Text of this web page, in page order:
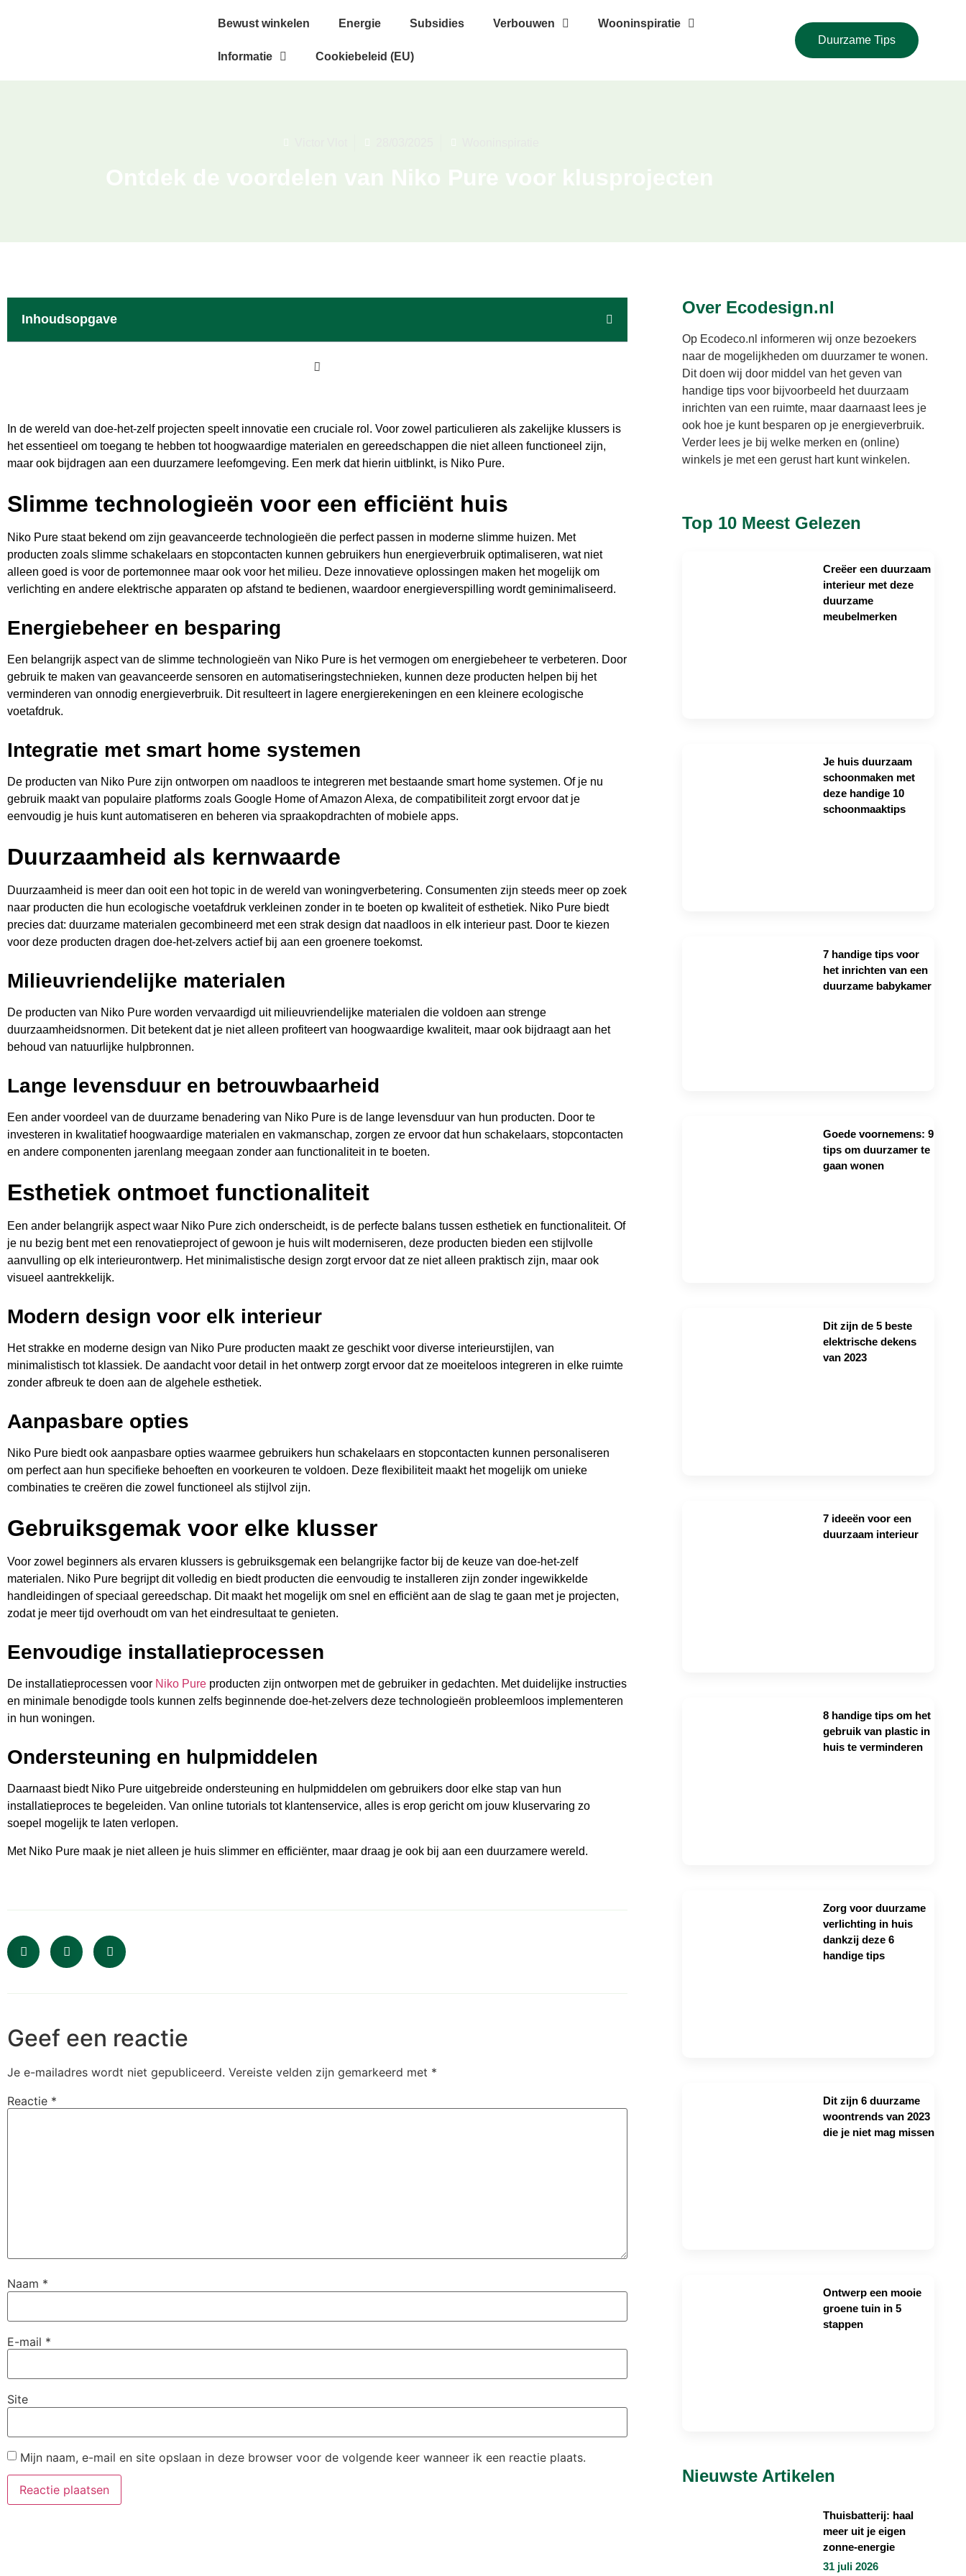
Bewust winkelen Energie Subsidies Verbouwen Wooninspiratie
Informatie Cookiebeleid (EU)
Duurzame Tips
Inhoudsopgave
In de wereld van doe-het-zelf projecten speelt innovatie een cruciale rol. Voor zowel particulieren als zakelijke klussers is
het essentieel om toegang te hebben tot hoogwaardige materialen en gereedschappen die niet alleen functioneel zijn,
maar ook bijdragen aan een duurzamere leefomgeving. Een merk dat hierin uitblinkt, is Niko Pure.
Slimme technologieën voor een efficiënt huis
Niko Pure staat bekend om zijn geavanceerde technologieën die perfect passen in moderne slimme huizen. Met
producten zoals slimme schakelaars en stopcontacten kunnen gebruikers hun energieverbruik optimaliseren, wat niet
alleen goed is voor de portemonnee maar ook voor het milieu. Deze innovatieve oplossingen maken het mogelijk om
verlichting en andere elektrische apparaten op afstand te bedienen, waardoor energieverspilling wordt geminimaliseerd.
Energiebeheer en besparing
Een belangrijk aspect van de slimme technologieën van Niko Pure is het vermogen om energiebeheer te verbeteren. Door
gebruik te maken van geavanceerde sensoren en automatiseringstechnieken, kunnen deze producten helpen bij het
verminderen van onnodig energieverbruik. Dit resulteert in lagere energierekeningen en een kleinere ecologische
voetafdruk.
Integratie met smart home systemen
De producten van Niko Pure zijn ontworpen om naadloos te integreren met bestaande smart home systemen. Of je nu
gebruik maakt van populaire platforms zoals Google Home of Amazon Alexa, de compatibiliteit zorgt ervoor dat je
eenvoudig je huis kunt automatiseren en beheren via spraakopdrachten of mobiele apps.
Duurzaamheid als kernwaarde
Duurzaamheid is meer dan ooit een hot topic in de wereld van woningverbetering. Consumenten zijn steeds meer op zoek
naar producten die hun ecologische voetafdruk verkleinen zonder in te boeten op kwaliteit of esthetiek. Niko Pure biedt
precies dat: duurzame materialen gecombineerd met een strak design dat naadloos in elk interieur past. Door te kiezen
voor deze producten dragen doe-het-zelvers actief bij aan een groenere toekomst.
Milieuvriendelijke materialen
De producten van Niko Pure worden vervaardigd uit milieuvriendelijke materialen die voldoen aan strenge
duurzaamheidsnormen. Dit betekent dat je niet alleen profiteert van hoogwaardige kwaliteit, maar ook bijdraagt aan het
behoud van natuurlijke hulpbronnen.
Lange levensduur en betrouwbaarheid
Een ander voordeel van de duurzame benadering van Niko Pure is de lange levensduur van hun producten. Door te
investeren in kwalitatief hoogwaardige materialen en vakmanschap, zorgen ze ervoor dat hun schakelaars, stopcontacten
en andere componenten jarenlang meegaan zonder aan functionaliteit in te boeten.
Esthetiek ontmoet functionaliteit
Een ander belangrijk aspect waar Niko Pure zich onderscheidt, is de perfecte balans tussen esthetiek en functionaliteit. Of
je nu bezig bent met een renovatieproject of gewoon je huis wilt moderniseren, deze producten bieden een stijlvolle
aanvulling op elk interieurontwerp. Het minimalistische design zorgt ervoor dat ze niet alleen praktisch zijn, maar ook
visueel aantrekkelijk.
Modern design voor elk interieur
Het strakke en moderne design van Niko Pure producten maakt ze geschikt voor diverse interieurstijlen, van
minimalistisch tot klassiek. De aandacht voor detail in het ontwerp zorgt ervoor dat ze moeiteloos integreren in elke ruimte
zonder afbreuk te doen aan de algehele esthetiek.
Aanpasbare opties
Niko Pure biedt ook aanpasbare opties waarmee gebruikers hun schakelaars en stopcontacten kunnen personaliseren
om perfect aan hun specifieke behoeften en voorkeuren te voldoen. Deze flexibiliteit maakt het mogelijk om unieke
combinaties te creëren die zowel functioneel als stijlvol zijn.
Gebruiksgemak voor elke klusser
Voor zowel beginners als ervaren klussers is gebruiksgemak een belangrijke factor bij de keuze van doe-het-zelf
materialen. Niko Pure begrijpt dit volledig en biedt producten die eenvoudig te installeren zijn zonder ingewikkelde
handleidingen of speciaal gereedschap. Dit maakt het mogelijk om snel en efficiënt aan de slag te gaan met je projecten,
zodat je meer tijd overhoudt om van het eindresultaat te genieten.
Eenvoudige installatieprocessen
De installatieprocessen voor Niko Pure producten zijn ontworpen met de gebruiker in gedachten. Met duidelijke instructies
en minimale benodigde tools kunnen zelfs beginnende doe-het-zelvers deze technologieën probleemloos implementeren
in hun woningen.
Ondersteuning en hulpmiddelen
Daarnaast biedt Niko Pure uitgebreide ondersteuning en hulpmiddelen om gebruikers door elke stap van hun
installatieproces te begeleiden. Van online tutorials tot klantenservice, alles is erop gericht om jouw kluservaring zo
soepel mogelijk te laten verlopen.
Met Niko Pure maak je niet alleen je huis slimmer en efficiënter, maar draag je ook bij aan een duurzamere wereld.
Geef een reactie
Je e-mailadres wordt niet gepubliceerd. Vereiste velden zijn gemarkeerd met *
Reactie *
Naam *
E-mail *
Site
Mijn naam, e-mail en site opslaan in deze browser voor de volgende keer wanneer ik een reactie plaats.
Over Ecodesign.nl
Op Ecodeco.nl informeren wij onze bezoekers
naar de mogelijkheden om duurzamer te wonen.
Dit doen wij door middel van het geven van
handige tips voor bijvoorbeeld het duurzaam
inrichten van een ruimte, maar daarnaast lees je
ook hoe je kunt besparen op je energieverbruik.
Verder lees je bij welke merken en (online)
winkels je met een gerust hart kunt winkelen.
Top 10 Meest Gelezen
Creëer een duurzaam
interieur met deze
duurzame
meubelmerken
Je huis duurzaam
schoonmaken met
deze handige 10
schoonmaaktips
7 handige tips voor
het inrichten van een
duurzame babykamer
Goede voornemens: 9
tips om duurzamer te
gaan wonen
Dit zijn de 5 beste
elektrische dekens
van 2023
7 ideeën voor een
duurzaam interieur
8 handige tips om het
gebruik van plastic in
huis te verminderen
Zorg voor duurzame
verlichting in huis
dankzij deze 6
handige tips
Dit zijn 6 duurzame
woontrends van 2023
die je niet mag missen
Ontwerp een mooie
groene tuin in 5
stappen
Nieuwste Artikelen
Thuisbatterij: haal
meer uit je eigen
zonne-energie
31 juli 2026